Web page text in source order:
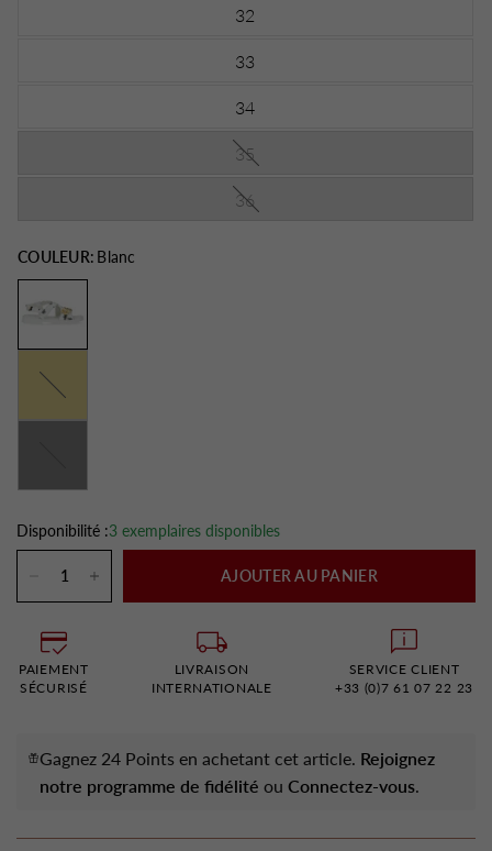
32
33
34
35
36
COULEUR: Blanc
Disponibilité :3 exemplaires disponibles
AJOUTER AU PANIER
PAIEMENT
SÉCURISÉ
LIVRAISON
INTERNATIONALE
SERVICE CLIENT
+33 (0)7 61 07 22 23
Gagnez 24 Points en achetant cet article. Rejoignez
notre programme de fidélité ouConnectez-vous.